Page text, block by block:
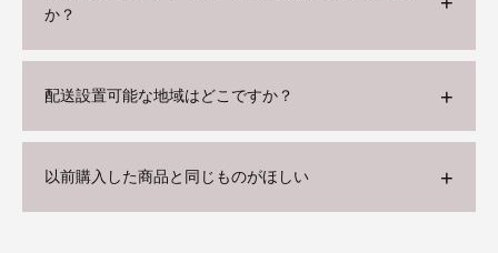
か？
配送設置可能な地域はどこですか？
以前購入した商品と同じものがほしい